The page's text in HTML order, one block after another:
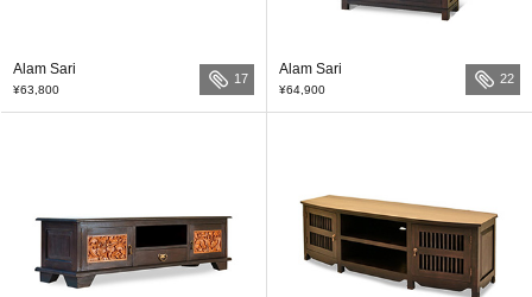
Alam Sari
¥63,800
17
Alam Sari
¥64,900
22